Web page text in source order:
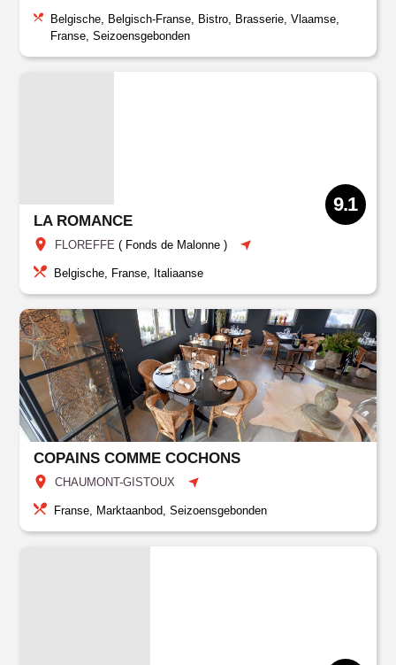
Belgische, Belgisch-Franse, Bistro, Brasserie, Vlaamse,
Franse, Seizoensgebonden
LA ROMANCE
FLOREFFE( Fonds de Malonne )
9.1
Belgische, Franse, Italiaanse
COPAINS COMME COCHONS
CHAUMONT-GISTOUX
Franse, Marktaanbod, Seizoensgebonden